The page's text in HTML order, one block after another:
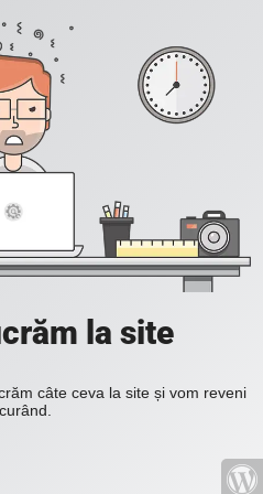
la site
câte ceva la site și vom reveni